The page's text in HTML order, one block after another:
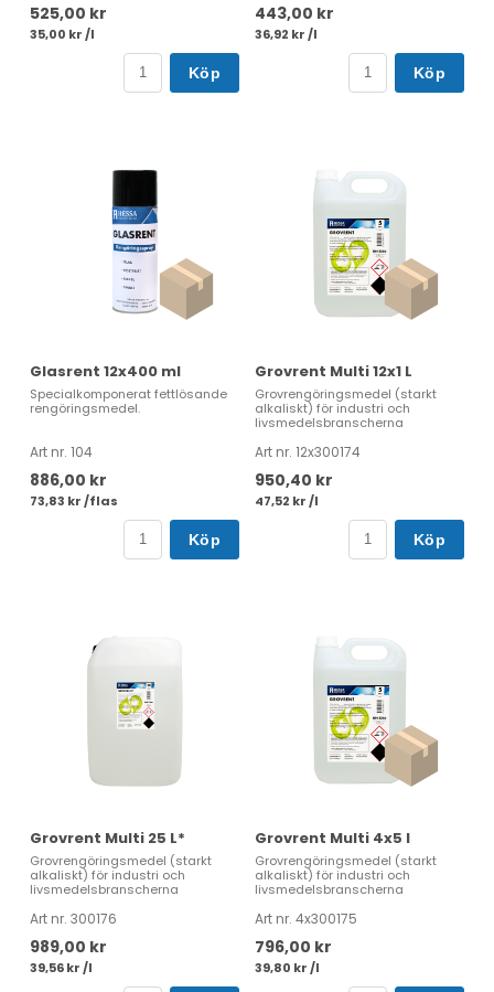
525,00 kr
35,00 kr /l
Köp
443,00 kr
36,92 kr /l
Köp
Glasrent 12x400 ml
Specialkomponerat fettlösande
rengöringsmedel.
Art nr. 104
886,00 kr
73,83 kr /flas
Köp
Grovrent Multi 12x1 L
Grovrengöringsmedel (starkt
alkaliskt) för industri och
livsmedelsbranscherna
Art nr. 12x300174
950,40 kr
47,52 kr /l
Köp
Grovrent Multi 25 L*
Grovrengöringsmedel (starkt
alkaliskt) för industri och
livsmedelsbranscherna
Art nr. 300176
989,00 kr
39,56 kr /l
Grovrent Multi 4x5 l
Grovrengöringsmedel (starkt
alkaliskt) för industri och
livsmedelsbranscherna
Art nr. 4x300175
796,00 kr
39,80 kr /l